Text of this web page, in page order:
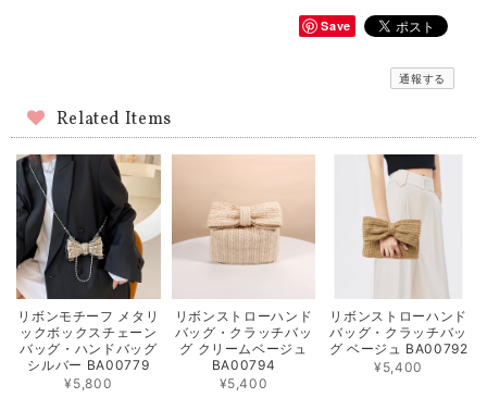
Save
通報する
Related Items
リボンモチーフ メタリ
ックボックスチェーン
バッグ・ハンドバッグ
シルバー BA00779
¥5,800
リボンストローハンド
バッグ・クラッチバッ
グ クリームベージュ
BA00794
¥5,400
リボンストローハンド
バッグ・クラッチバッ
グ ベージュ BA00792
¥5,400